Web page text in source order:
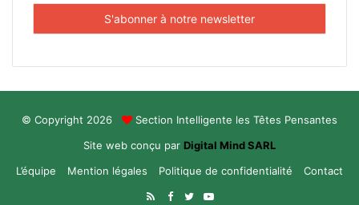
© Copyright 2026
Section Intelligente les Têtes Pensantes
Site web conçu par Digital Mind SARL
L’équipe
Mention légales Politique de confidentialité
Contact
RSSFacebook
TwitterYouTube